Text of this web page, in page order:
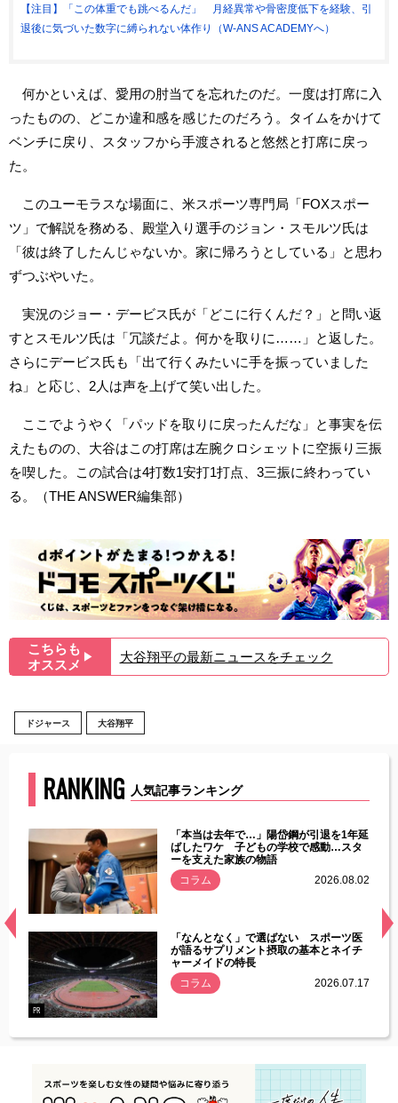
【注目】「この体重でも跳べるんだ」 月経異常や骨密度低下を経験、引
退後に気づいた数字に縛られない体作り（W-ANS ACADEMYへ）
何かといえば、愛用の肘当てを忘れたのだ。一度は打席に入
ったものの、どこか違和感を感じたのだろう。タイムをかけて
ベンチに戻り、スタッフから手渡されると悠然と打席に戻っ
た。
このユーモラスな場面に、米スポーツ専門局「FOXスポー
ツ」で解説を務める、殿堂入り選手のジョン・スモルツ氏は
「彼は終了したんじゃないか。家に帰ろうとしている」と思わ
ずつぶやいた。
実況のジョー・デービス氏が「どこに行くんだ？」と問い返
すとスモルツ氏は「冗談だよ。何かを取りに……」と返した。
さらにデービス氏も「出て行くみたいに手を振っていました
ね」と応じ、2人は声を上げて笑い出した。
ここでようやく「パッドを取りに戻ったんだな」と事実を伝
えたものの、大谷はこの打席は左腕クロシェットに空振り三振
を喫した。この試合は4打数1安打1打点、3三振に終わってい
る。（THE ANSWER編集部）
こちらも
オススメ ▶︎ 大谷翔平の最新ニュースをチェック
ドジャース 大谷翔平
RANKING 人気記事ランキング
常
「本当は去年で…」陽岱鋼が引退を1年延
ばしたワケ 子どもの学校で感動…スタ
ーを支えた家族の物語
コラム
2026.08.02
PR
「なんとなく」で選ばない スポーツ医
が語るサプリメント摂取の基本とネイチ
ャーメイドの特長
コラム
2026.07.17